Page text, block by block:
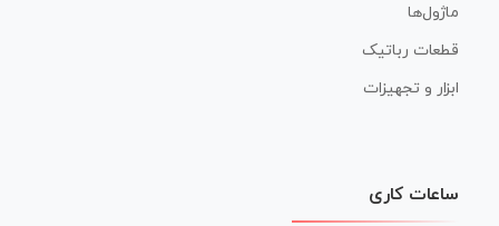
ماژول‌ها
قطعات رباتیک
ابزار و تجهیزات
ساعات کاری